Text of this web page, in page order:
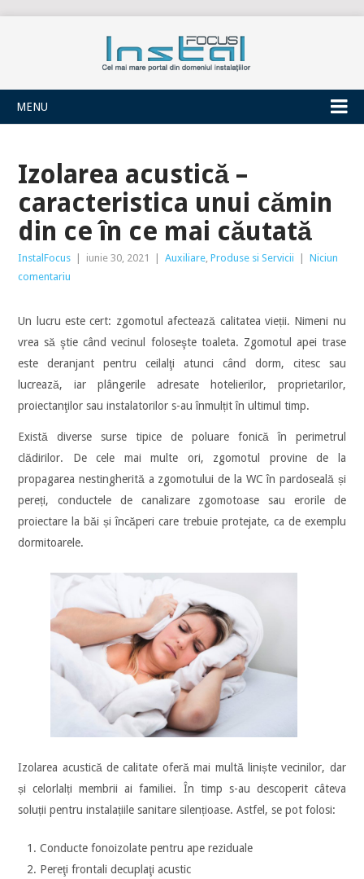
INSTALFOCUS
MENU
Izolarea acustică –
caracteristica unui cămin
din ce în ce mai căutată
InstalFocus iunie 30, 2021 Auxiliare,Produse si Servicii
Niciun
comentariu
Un lucru este cert: zgomotul afectează calitatea vieții. Nimeni nu
vrea să ştie când vecinul foloseşte toaleta. Zgomotul apei trase
este deranjant pentru ceilalţi atunci când dorm, citesc sau
lucrează, iar plângerile adresate hotelierilor, proprietarilor,
proiectanţilor sau instalatorilor s-au înmulțit în ultimul timp.
Există diverse surse tipice de poluare fonică în perimetrul
clădirilor. De cele mai multe ori, zgomotul provine de la
propagarea nestingherită a zgomotului de la WC în pardoseală și
pereți, conductele de canalizare zgomotoase sau erorile de
proiectare la băi și încăperi care trebuie protejate, ca de exemplu
dormitoarele.
Izolarea acustică de calitate oferă mai multă liniște vecinilor, dar
și celorlalți membrii ai familiei. În timp s-au descoperit câteva
soluții pentru instalațiile sanitare silențioase. Astfel, se pot folosi:
Conducte fonoizolate pentru ape reziduale
Pereţi frontali decuplaţi acustic